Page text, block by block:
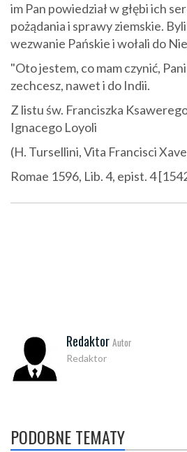
im Pan powiedział w głębi ich
pożądania i sprawy ziemskie.
wezwanie Pańskie i wołali do
"Oto jestem, co mam czynić,
zechcesz, nawet i do Indii.
Z listu św. Franciszka
Ignacego Loyoli
(H. Tursellini, Vita Francisci
Romae 1596, Lib. 4, epist. 4
Redaktor Autor
Redaktor
PODOBNE TEMATY